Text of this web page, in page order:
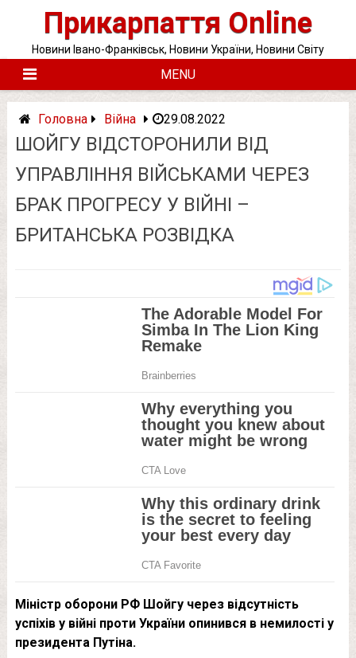
Прикарпаття Online
Новини Івано-Франківськ, Новини України, Новини Світу
MENU
Головна Війна 29.08.2022
ШОЙГУ ВІДСТОРОНИЛИ ВІД
УПРАВЛІННЯ ВІЙСЬКАМИ ЧЕРЕЗ
БРАК ПРОГРЕСУ У ВІЙНІ –
БРИТАНСЬКА РОЗВІДКА
Міністр оборони РФ Шойгу через відсутність
успіхів у війні проти України опинився в немилості у
президента Путіна.